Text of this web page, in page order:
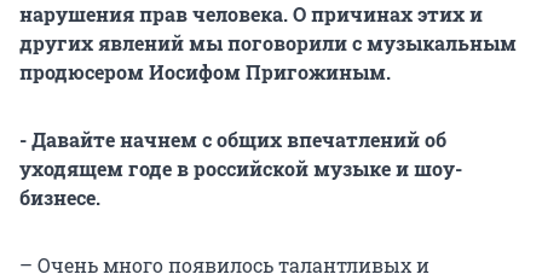
нарушения прав человека. О причинах этих и
других явлений мы поговорили с музыкальным
продюсером Иосифом Пригожиным.
- Давайте начнем с общих впечатлений об
уходящем годе в российской музыке и шоу-
бизнесе.
– Очень много появилось талантливых и